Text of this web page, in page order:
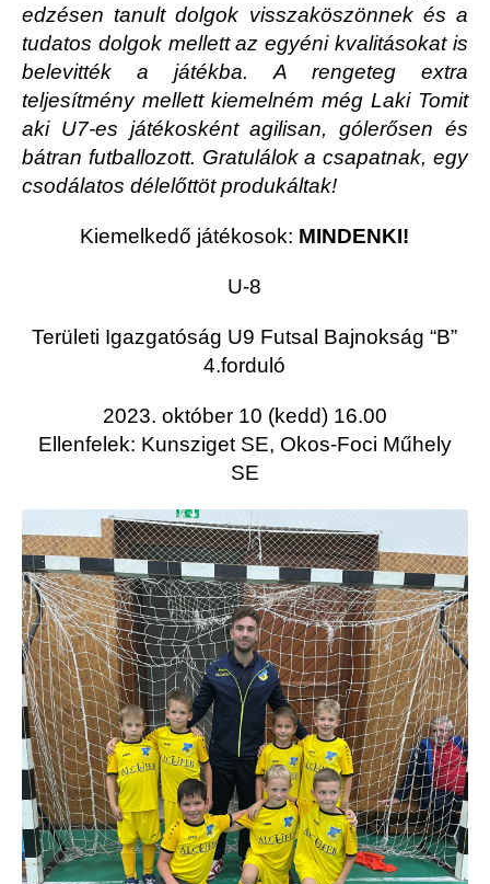
edzésen tanult dolgok visszaköszönnek és a
tudatos dolgok mellett az egyéni kvalitásokat is
belevitték a játékba. A rengeteg extra
teljesítmény mellett kiemelném még Laki Tomit
aki U7-es játékosként agilisan, gólerősen és
bátran futballozott. Gratulálok a csapatnak, egy
csodálatos délelőttöt produkáltak!
Kiemelkedő játékosok: MINDENKI!
U-8
Területi Igazgatóság U9 Futsal Bajnokság “B”
4.forduló
2023. október 10 (kedd) 16.00
Ellenfelek: Kunsziget SE, Okos-Foci Műhely
SE